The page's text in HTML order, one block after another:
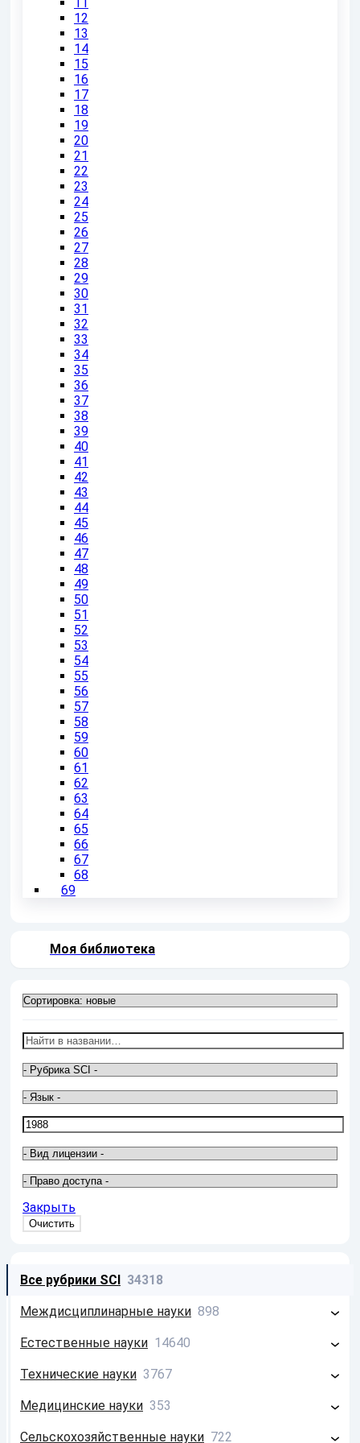
12
13
14
15
16
17
18
19
20
21
22
23
24
25
26
27
28
29
30
31
32
33
34
35
36
37
38
39
40
41
42
43
44
45
46
47
48
49
50
51
52
53
54
55
56
57
58
59
60
61
62
63
64
65
66
67
68
69
Моя библиотека
Закрыть
Все рубрики SCI 34318
Междисциплинарные науки 898
Философия
213
Естественные науки 14640
Математика 2586
Технические науки 3767
Строительство 797
Электротехника
Медицинские науки 353
Фундаментальная медицина
62
Сельскохозяйственные науки 722